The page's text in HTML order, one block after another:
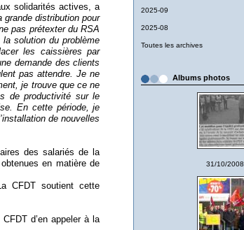
2025-09
2025-08
Toutes les archives
Albums photos
31/10/2008
solidarités actives, a
distribution pour
pas prétexter du RSA
solution du problème
les caissières par
demande des clients
pas attendre. Je ne
je trouve que ce ne
de productivité sur le
En cette période, je
de nouvelles
des salariés de la
en matière de
CFDT soutient cette
d’en appeler à la